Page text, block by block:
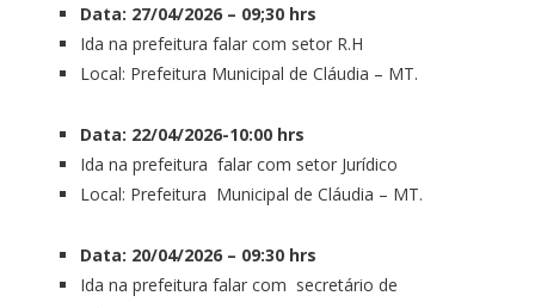
Data: 27/04/2026 – 09;30 hrs
Ida na prefeitura falar com setor R.H
Local: Prefeitura Municipal de Cláudia – MT.
Data: 22/04/2026-10:00 hrs
Ida na prefeitura falar com setor Jurídico
Local: Prefeitura Municipal de Cláudia – MT.
Data: 20/04/2026 – 09:30 hrs
Ida na prefeitura falar com secretário de